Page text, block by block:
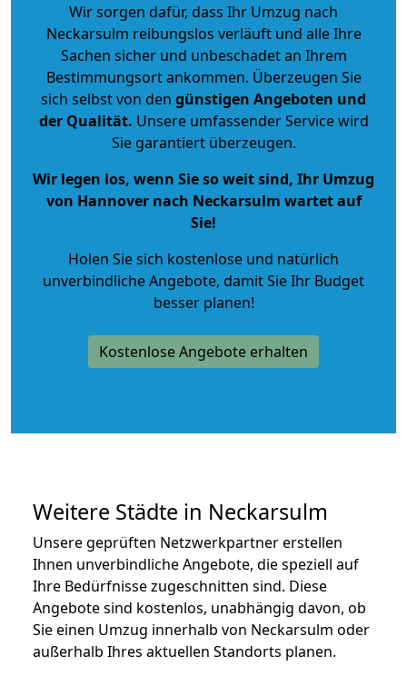
Wir sorgen dafür, dass Ihr Umzug nach
Neckarsulm reibungslos verläuft und alle Ihre
Sachen sicher und unbeschadet an Ihrem
Bestimmungsort ankommen. Überzeugen Sie
sich selbst von den günstigen Angeboten und
der Qualität. Unsere umfassender Service wird
Sie garantiert überzeugen.
Wir legen los, wenn Sie so weit sind, Ihr Umzug
von Hannover nach Neckarsulm wartet auf
Sie!
Holen Sie sich kostenlose und natürlich
unverbindliche Angebote, damit Sie Ihr Budget
besser planen!
Kostenlose Angebote erhalten
Weitere Städte in Neckarsulm
Unsere geprüften Netzwerkpartner erstellen
Ihnen unverbindliche Angebote, die speziell auf
Ihre Bedürfnisse zugeschnitten sind. Diese
Angebote sind kostenlos, unabhängig davon, ob
Sie einen Umzug innerhalb von Neckarsulm oder
außerhalb Ihres aktuellen Standorts planen.